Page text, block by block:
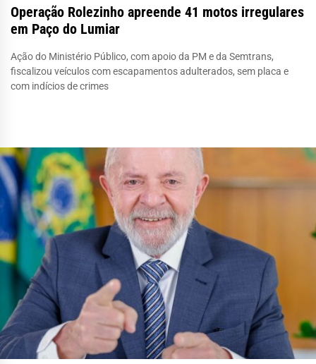
Operação Rolezinho apreende 41 motos irregulares
em Paço do Lumiar
Ação do Ministério Público, com apoio da PM e da Semtrans,
fiscalizou veículos com escapamentos adulterados, sem placa e
com indícios de crimes